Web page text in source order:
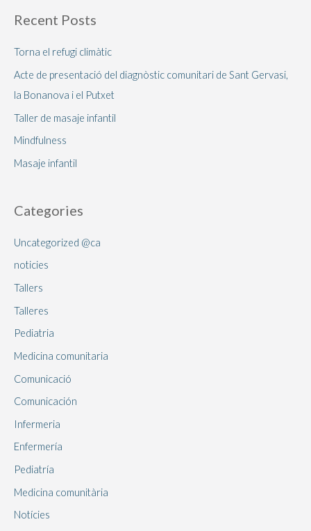
Recent Posts
Torna el refugi climàtic
Acte de presentació del diagnòstic comunitari de Sant Gervasi,
la Bonanova i el Putxet
Taller de masaje infantil
Mindfulness
Masaje infantil
Categories
Uncategorized @ca
noticies
Tallers
Talleres
Pediatria
Medicina comunitaria
Comunicació
Comunicación
Infermeria
Enfermería
Pediatría
Medicina comunitària
Notícies